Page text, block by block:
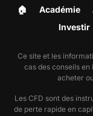
🏠︎ Académie
Investir
Ce site et les
cas des conseils
acheter
Les CFD sont des
de perte rapide en